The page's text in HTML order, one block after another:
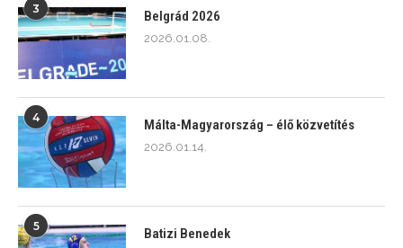
3
Belgrád 2026
2026.01.08.
4
Málta-Magyarország – élő közvetítés
2026.01.14.
5
Batizi Benedek